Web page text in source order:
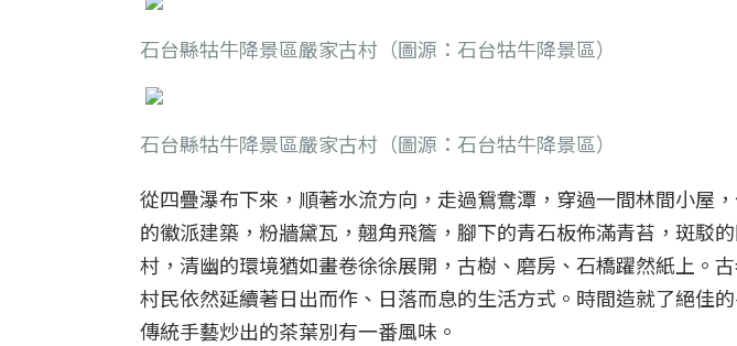
石台縣牯牛降景區嚴家古村（圖源：石台牯牛降景區）
石台縣牯牛降景區嚴家古村（圖源：石台牯牛降景區）
從四疊瀑布下來，順著水流方向，走過鴛鴦潭，穿過一間林間小屋
的徽派建築，粉牆黛瓦，翹角飛簷，腳下的青石板佈滿青苔，斑駁
村，清幽的環境猶如畫卷徐徐展開，古樹、磨房、石橋躍然紙上。
村民依然延續著日出而作、日落而息的生活方式。時間造就了絕佳
傳統手藝炒出的茶葉別有一番風味。